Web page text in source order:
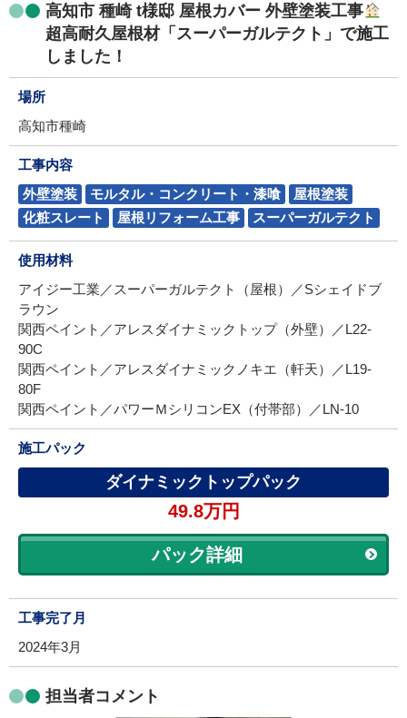
高知市 種崎 t様邸 屋根カバー 外壁塗装工事
超高耐久屋根材「スーパーガルテクト」で施工
しました！
場所
高知市種崎
工事内容
外壁塗装
モルタル・コンクリート・漆喰
屋根塗装
化粧スレート
屋根リフォーム工事 スーパーガルテクト
使用材料
アイジー工業／スーパーガルテクト（屋根）／Sシェイドブ
ラウン
関西ペイント／アレスダイナミックトップ（外壁）／L22-
90C
関西ペイント／アレスダイナミックノキエ（軒天）／L19-
80F
関西ペイント／パワーＭシリコンEX（付帯部）／LN-10
施工パック
ダイナミックトップパック
49.8万円
パック詳細
工事完了月
2024年3月
担当者コメント